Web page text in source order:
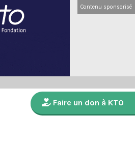
Contenu sponsorisé
Faire un don à KTO